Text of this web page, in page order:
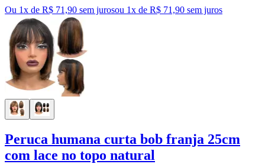
Ou 1x de R$ 71,90 sem jurosou 1x de R$ 71,90 sem juros
Peruca humana curta bob franja 25cm
com lace no topo natural